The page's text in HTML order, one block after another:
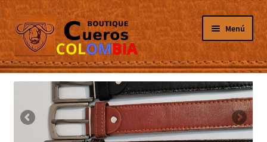
Ir
a
la
navegación
Ir
al
contenido
Menú
Inicio
Masculino
Femenino